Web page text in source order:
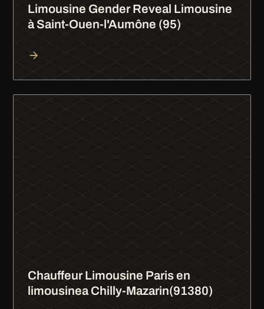
Limousine Gender Reveal Limousine
à Saint-Ouen-l'Aumône (95)
Chauffeur Limousine Paris en
limousinea Chilly-Mazarin(91380)